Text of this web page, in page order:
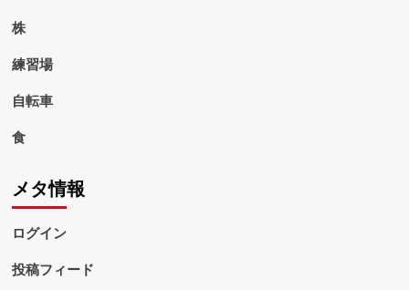
株
練習場
自転車
食
メタ情報
ログイン
投稿フィード